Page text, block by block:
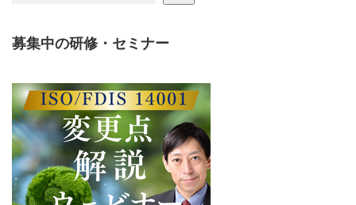
募集中の研修・セミナー